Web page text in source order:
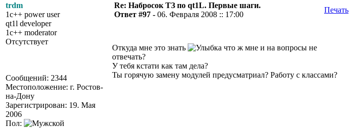
trdm
1c++ power user
qt1l developer
1c++ moderator
Отсутствует
Сообщений: 2344
Местоположение: г. Ростов-
на-Дону
Зарегистрирован: 19. Мая
2006
Пол:
Re: Набросок ТЗ по qt1L. Первые шаги.
Ответ #97 - 06. Февраля 2008 :: 17:00
Печать
Откуда мне это знать
что ж мне и на вопросы не
отвечать?
У тебя кстати как там дела?
Ты горячую замену модулей предусматриал? Работу с классами?